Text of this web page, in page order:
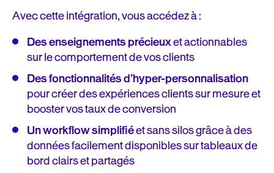
Avec cette intégration, vous accédez à :
Des enseignements précieuxet actionnables
sur le comportement de vos clients
Des fonctionnalités d’hyper-personnalisation
pour créer des expériences clients sur mesure et
booster vos taux de conversion
Un workflow simplifiéet sans silos grâce à des
données facilement disponibles sur tableaux de
bord clairs et partagés